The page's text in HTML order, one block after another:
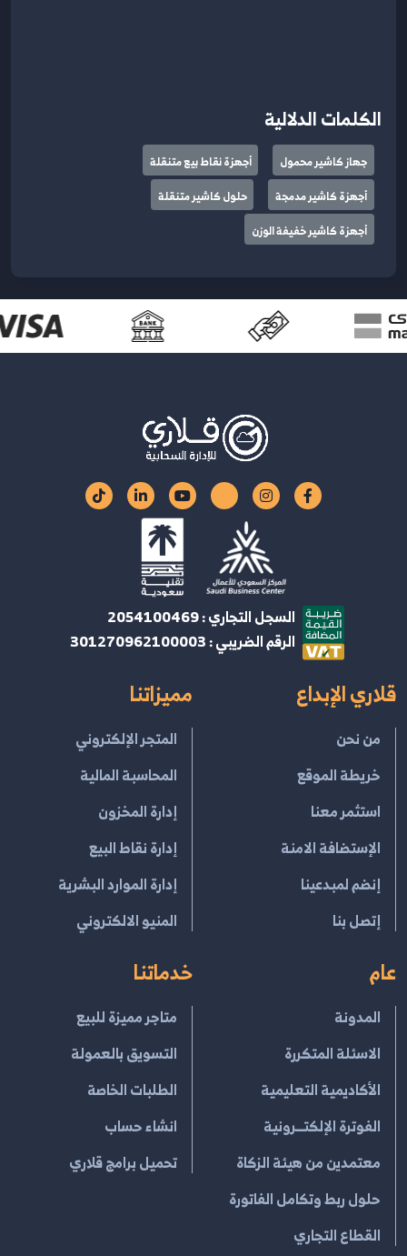
الكلمات الدلالية
جهاز كاشير محمول
أجهزة نقاط بيع متنقلة
أجهزة كاشير مدمجة
حلول كاشير متنقلة
أجهزة كاشير خفيفة الوزن
السجل التجاري : 2054100469
الرقم الضريبي : 301270962100003
قلاري الإبداع
من نحن
خريطة الموقع
استثمر معنا
الإستضافة الامنة
إنضم لمبدعينا
إتصل بنا
مميزاتنا
المتجر الإلكتروني
المحاسبة المالية
إدارة المخزون
إدارة نقاط البيع
إدارة الموارد البشرية
المنيو الالكتروني
عام
المدونة
الاسئلة المتكررة
الأكاديمية التعليمية
الفوترة الإلكتــرونية
معتمدين من هيئة الزكاة
حلول ربط وتكامل الفاتورة
القطاع التجاري
خدماتنا
متاجر مميزة للبيع
التسويق بالعمولة
الطلبات الخاصة
انشاء حساب
تحميل برامج قلاري